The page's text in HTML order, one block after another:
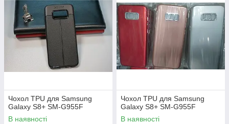
Чохол TPU для Samsung
Galaxy S8+ SM-G955F
В наявності
Чохол TPU для Samsung
Galaxy S8+ SM-G955F
В наявності